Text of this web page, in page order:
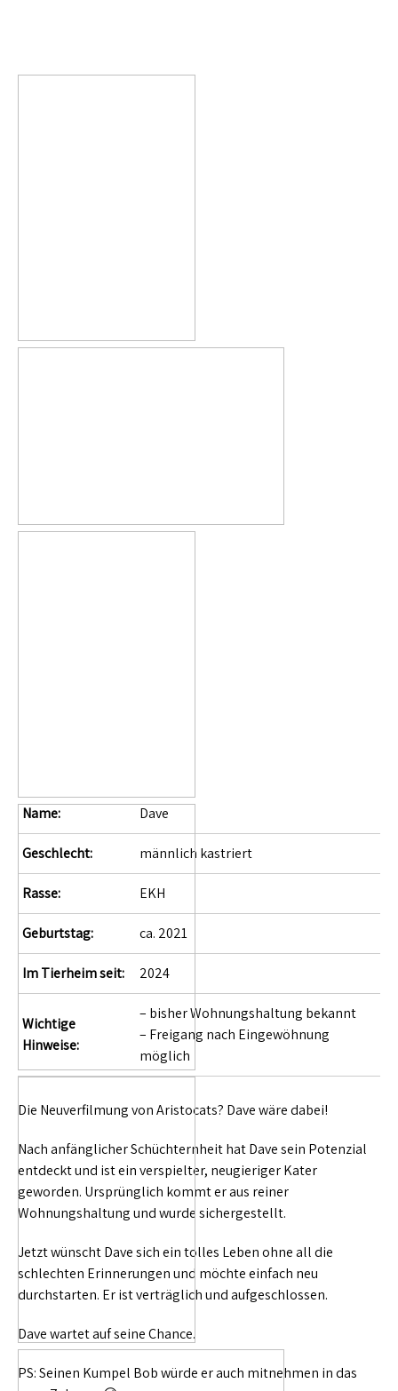
Name: Dave
Geschlecht: männlich kastriert
Rasse: EKH
Geburtstag: ca. 2021
Im Tierheim seit: 2024
Wichtige
Hinweise:
– bisher Wohnungshaltung bekannt
– Freigang nach Eingewöhnung
möglich
Die Neuverfilmung von Aristocats? Dave wäre dabei!
Nach anfänglicher Schüchternheit hat Dave sein Potenzial
entdeckt und ist ein verspielter, neugieriger Kater
geworden. Ursprünglich kommt er aus reiner
Wohnungshaltung und wurde sichergestellt.
Jetzt wünscht Dave sich ein tolles Leben ohne all die
schlechten Erinnerungen und möchte einfach neu
durchstarten. Er ist verträglich und aufgeschlossen.
Dave wartet auf seine Chance.
PS: Seinen Kumpel Bob würde er auch mitnehmen in das